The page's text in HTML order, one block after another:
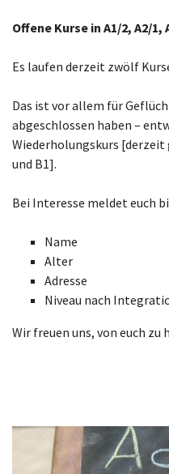
Offene Kurse in A1/2, A2/1,
Es laufen derzeit zwölf
Das ist vor allem für
abgeschlossen haben –
Wiederholungskurs [derzeit
und B1].
Bei Interesse meldet euch
Name
Alter
Adresse
Niveau nach
Wir freuen uns, von euch zu